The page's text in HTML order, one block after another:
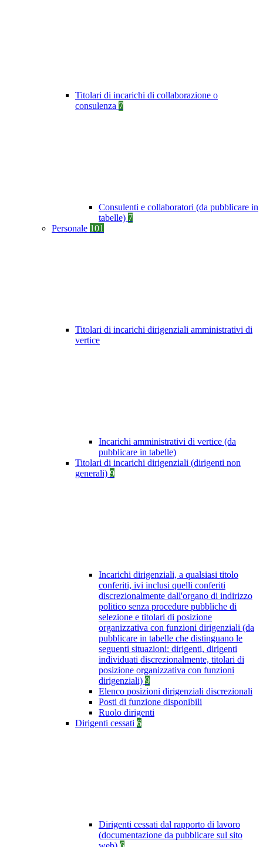
Titolari di incarichi di collaborazione o
consulenza 7
Consulenti e collaboratori (da pubblicare in
tabelle) 7
Personale 101
Titolari di incarichi dirigenziali amministrativi di
vertice
Incarichi amministrativi di vertice (da
pubblicare in tabelle)
Titolari di incarichi dirigenziali (dirigenti non
generali) 9
Incarichi dirigenziali, a qualsiasi titolo
conferiti, ivi inclusi quelli conferiti
discrezionalmente dall'organo di indirizzo
politico senza procedure pubbliche di
selezione e titolari di posizione
organizzativa con funzioni dirigenziali (da
pubblicare in tabelle che distinguano le
seguenti situazioni: dirigenti, dirigenti
individuati discrezionalmente, titolari di
posizione organizzativa con funzioni
dirigenziali) 9
Elenco posizioni dirigenziali discrezionali
Posti di funzione disponibili
Ruolo dirigenti
Dirigenti cessati 6
Dirigenti cessati dal rapporto di lavoro
(documentazione da pubblicare sul sito